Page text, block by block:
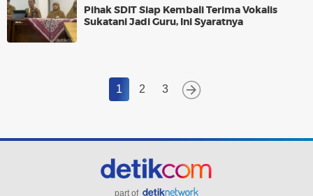
Pihak SDIT Siap Kembali Terima Vokalis
Sukatani Jadi Guru, Ini Syaratnya
1 2 3
part of